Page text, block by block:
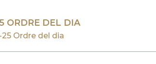
ORDRE DEL DIA
25 Ordre del dia